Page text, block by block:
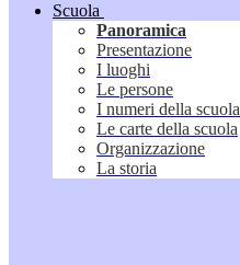
Scuola
Panoramica
Presentazione
I luoghi
Le persone
I numeri della scuola
Le carte della scuola
Organizzazione
La storia